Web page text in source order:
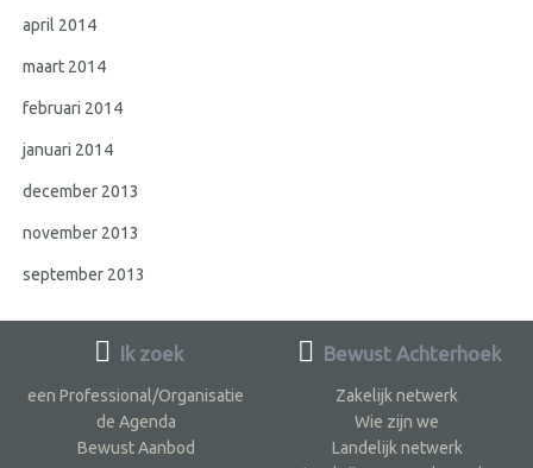
april 2014
maart 2014
februari 2014
januari 2014
december 2013
november 2013
september 2013
Ik zoek
een Professional/Organisatie
de Agenda
Bewust Aanbod
Bewust Achterhoek
Zakelijk netwerk
Wie zijn we
Landelijk netwerk